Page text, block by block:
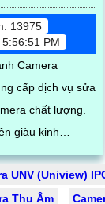
13975
PM
Camera
cấp dịch vụ sửa
chất lượng.
giàu kinh
giúp bạn khắc
và hiệu quả
UNV (Uniview)
Thu Âm